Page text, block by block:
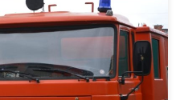
районної влади,
УДСНС у Чернівецькій
гміни Андрихув,
автомобіля